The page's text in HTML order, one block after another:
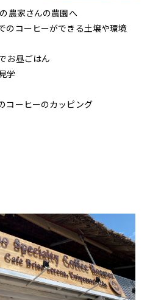
農家さんの農園へ
ーヒーができる土壌や環境
昼ごはん
学
ーヒーのカッピング